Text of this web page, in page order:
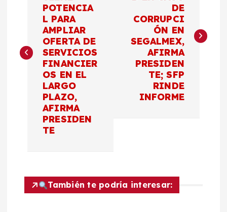
e
g
n
POTENCIA
L PARA
AMPLIAR
OFERTA DE
SERVICIOS
FINANCIER
OS EN EL
LARGO
PLAZO,
AFIRMA
PRESIDEN
TE
DE
CORRUPCI
ÓN EN
SEGALMEX,
AFIRMA
PRESIDEN
TE; SFP
RINDE
INFORME
También te podría interesar: